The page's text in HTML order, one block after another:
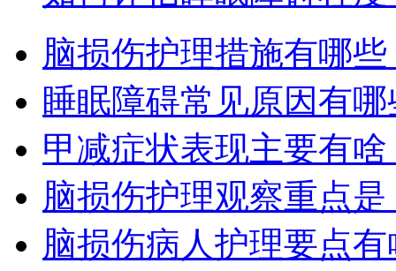
脑损伤护理措施有哪些
睡眠障碍常见原因有
甲减症状表现主要有啥
脑损伤护理观察重点是
脑损伤病人护理要点